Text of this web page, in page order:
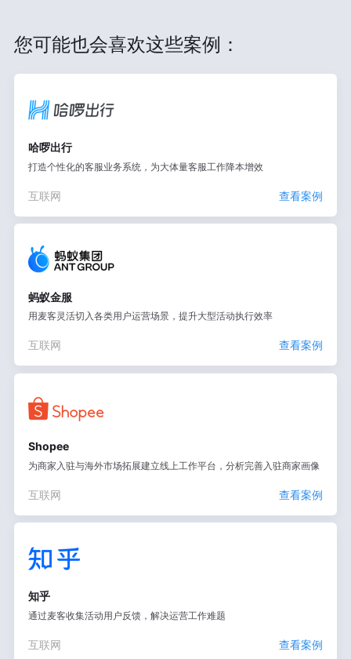
您可能也会喜欢这些案例：
哈啰出行
打造个性化的客服业务系统，为大体量客服工作降本增效
互联网 查看案例
蚂蚁金服
用麦客灵活切入各类用户运营场景，提升大型活动执行效率
互联网 查看案例
Shopee
为商家入驻与海外市场拓展建立线上工作平台，分析完善入驻商家画像
互联网 查看案例
知乎
通过麦客收集活动用户反馈，解决运营工作难题
互联网 查看案例